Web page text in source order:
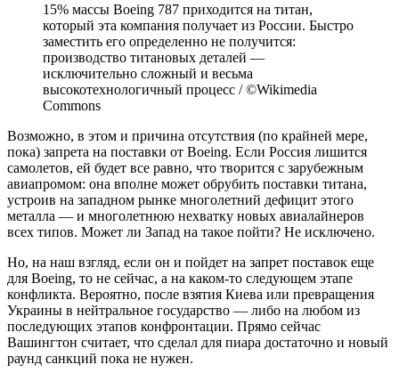
15% массы Boeing 787 приходится на титан,
который эта компания получает из России. Быстро
заместить его определенно не получится:
производство титановых деталей —
исключительно сложный и весьма
высокотехнологичный процесс / ©Wikimedia
Commons
Возможно, в этом и причина отсутствия (по крайней мере,
пока) запрета на поставки от Boeing. Если Россия лишится
самолетов, ей будет все равно, что творится с зарубежным
авиапромом: она вполне может обрубить поставки титана,
устроив на западном рынке многолетний дефицит этого
металла — и многолетнюю нехватку новых авиалайнеров
всех типов. Может ли Запад на такое пойти? Не исключено.
Но, на наш взгляд, если он и пойдет на запрет поставок еще
для Boeing, то не сейчас, а на каком-то следующем этапе
конфликта. Вероятно, после взятия Киева или превращения
Украины в нейтральное государство — либо на любом из
последующих этапов конфронтации. Прямо сейчас
Вашингтон считает, что сделал для пиара достаточно и новый
раунд санкций пока не нужен.